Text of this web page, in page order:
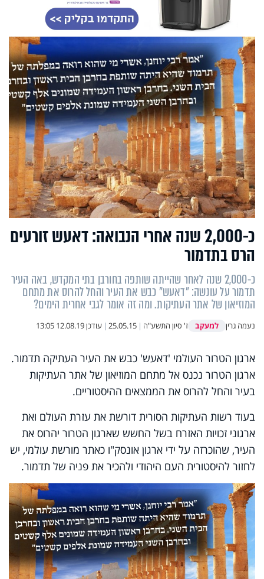
כ-2,000 שנה אחרי הנבואה: דאעש זורעים
הרס בתדמור
כ-2,000 שנה לאחר שהייתה שותפה בחורבן בתי המקדש, באה העיר
תדמור על עונשה: "דאעש" כבש את העיר והחל להרוס את מתחם
המוזיאון של אתר העתיקות. ומה זה אומר לגבי אחרית הימים?
נעמה גרין למעקב ז' סיון התשע"ה |
25.05.15
| עודכן12.08.19 13:05
ארגון הטרור העולמי 'דאעש' כבש את העיר העתיקה תדמור.
ארגון הטרור נכנס אל מתחם המוזיאון של אתר העתיקות
בעיר והחל להרוס את הממצאים ההיסטוריים.
בעוד רשות העתיקות הסורית דורשת את עזרת העולם ואת
ארגוני זכויות האזרח בשל החשש שארגון הטרור יהרוס את
העיר, שהוכרזה על ידי ארגון אונסק"ו כאתר מורשת עולמי, יש
לחזור להיסטורית העם היהודי ולהכיר את פניה של תדמור.